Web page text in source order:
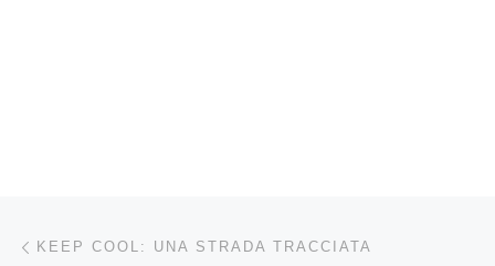
Navigazione articoli
KEEP COOL: UNA STRADA TRACCIATA